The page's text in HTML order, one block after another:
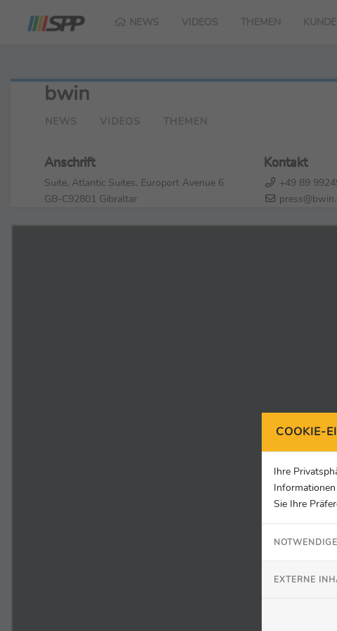
NEWS VIDEOS THEMEN
bwin
NEWS VIDEOS THEMEN
Anschrift
Suite, Atlantic Suites, Europort Avenue 6
GB-C92801 Gibraltar
Kontakt
+49 89
COOKIE-
Ihre
Sie Ihre
EXTERNE